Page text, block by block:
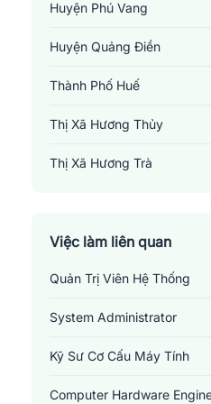
Huế đang phát triển, nhưng
phát triển lâu dài.
Huyện Phú Vang
Huyện Quảng Điền
Thành Phố Huế
Thị Xã Hương Thủy
Thị Xã Hương Trà
Việc làm liên quan
Quản Trị Viên Hệ Thống
System Administrator
Kỹ Sư Cơ Cấu Máy Tính
Computer Hardware